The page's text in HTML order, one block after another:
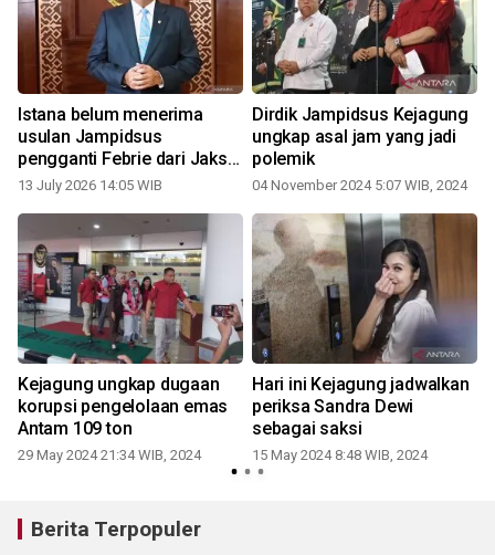
Istana belum menerima
usulan Jampidsus
pengganti Febrie dari Jaksa
Agung
13 July 2026 14:05 WIB
Dirdik Jampidsus Kejagung
ungkap asal jam yang jadi
polemik
04 November 2024 5:07 WIB, 2024
Kejagung ungkap dugaan
korupsi pengelolaan emas
Antam 109 ton
29 May 2024 21:34 WIB, 2024
Hari ini Kejagung jadwalkan
periksa Sandra Dewi
sebagai saksi
15 May 2024 8:48 WIB, 2024
Berita Terpopuler